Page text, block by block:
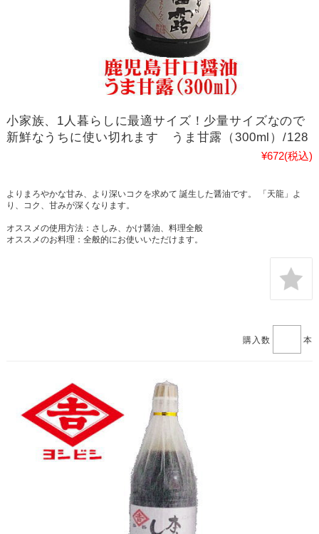
小家族、1人暮らしに最適サイズ！少量サイズなので
新鮮なうちに使い切れます うま甘露（300ml）/128
¥672(税込)
よりまろやかな甘み、より深いコクを求めて 誕生した醤油です。 「天龍」よ
り、コク、甘みが深くなります。
オススメの使用方法：さしみ、かけ醤油、料理全般
オススメのお料理：全般的にお使いいただけます。
購入数 本